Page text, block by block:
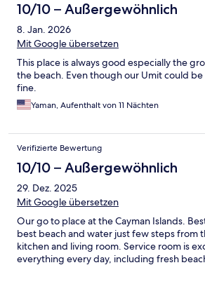
10/10 – Außergewöhnlich
8. Jan. 2026
Mit Google übersetzen
This place is always good especially the
the beach. Even though our Umit could
fine.
Yaman, Aufenthalt von 11 Nächten
Verifizierte Bewertung
10/10 – Außergewöhnlich
29. Dez. 2025
Mit Google übersetzen
Our go to place at the Cayman Islands.
best beach and water just few steps from
kitchen and living room. Service room is
everything every day, including fresh